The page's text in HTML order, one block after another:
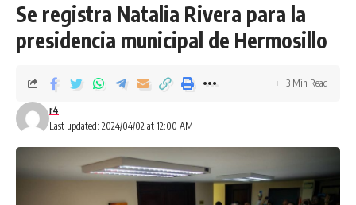
Se registra Natalia Rivera para la
presidencia municipal de Hermosillo
Last updated: 2024/04/02 at 12:00 AM
r4
3 Min Read